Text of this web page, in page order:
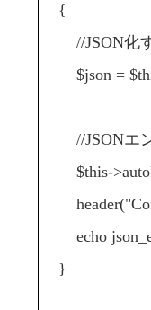
{
//JSON化
$json =
//JSONエ
$this-
echo
}